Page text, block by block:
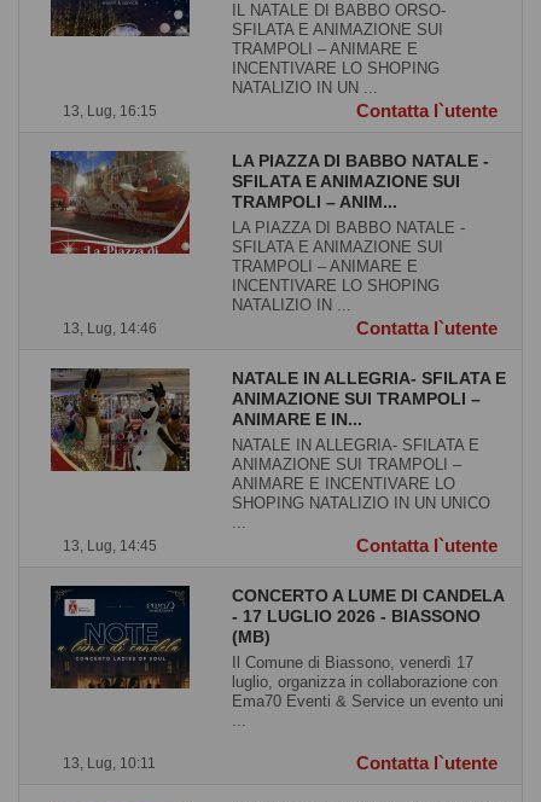
13, Lug, 16:15
IL NATALE DI BABBO ORSO-
SFILATA E ANIMAZIONE SUI
TRAMPOLI – ANIMARE E
INCENTIVARE LO SHOPING
NATALIZIO IN UN ...
Contatta l`utente
13, Lug, 14:46
LA PIAZZA DI BABBO NATALE -
SFILATA E ANIMAZIONE SUI
TRAMPOLI – ANIM...
LA PIAZZA DI BABBO NATALE -
SFILATA E ANIMAZIONE SUI
TRAMPOLI – ANIMARE E
INCENTIVARE LO SHOPING
NATALIZIO IN ...
Contatta l`utente
13, Lug, 14:45
NATALE IN ALLEGRIA- SFILATA E
ANIMAZIONE SUI TRAMPOLI –
ANIMARE E IN...
NATALE IN ALLEGRIA- SFILATA E
ANIMAZIONE SUI TRAMPOLI –
ANIMARE E INCENTIVARE LO
SHOPING NATALIZIO IN UN UNICO
...
Contatta l`utente
13, Lug, 10:11
CONCERTO A LUME DI CANDELA
- 17 LUGLIO 2026 - BIASSONO
(MB)
Il Comune di Biassono, venerdì 17
luglio, organizza in collaborazione con
Ema70 Eventi & Service un evento uni
...
Contatta l`utente